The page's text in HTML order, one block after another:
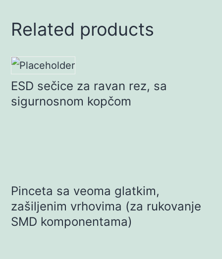
Related products
ESD sečice za ravan rez, sa
sigurnosnom kopčom
Pinceta sa veoma glatkim,
zašiljenim vrhovima (za rukovanje
SMD komponentama)